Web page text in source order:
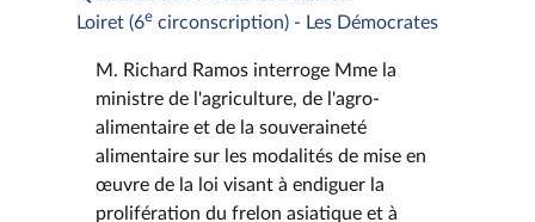
Loiret (6e circonscription) - Les Démocrates
M. Richard Ramos interroge Mme la
ministre de l'agriculture, de l'agro-
alimentaire et de la souveraineté
alimentaire sur les modalités de mise en
œuvre de la loi visant à endiguer la
prolifération du frelon asiatique et à